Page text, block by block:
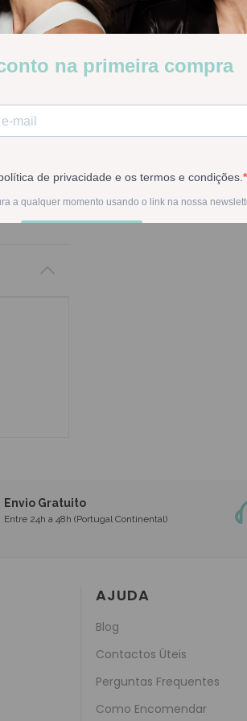
+
Na compra deste
Envio Gratuito
Entre 24h a 48h (Portugal Continental)
AJUDA
Blog
Contactos Úteis
Perguntas Frequentes
Como Encomendar